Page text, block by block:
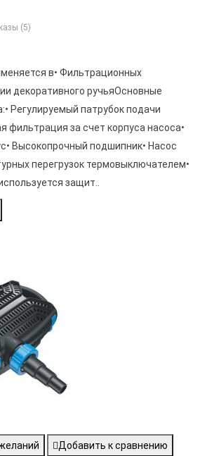
(5)
в• Фильтрационных
декоративного ручьяОсновные
Регулируемый патрубок подачи
фильтрация за счет корпуса насоса•
Высокопрочный подшипник• Насос
перегрузок термовыключателем•
защит..
Добавить к сравнению